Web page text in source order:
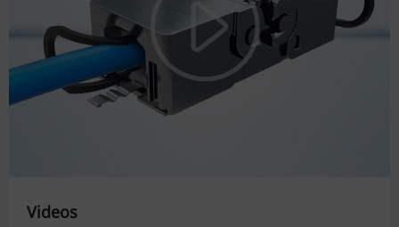
Videos